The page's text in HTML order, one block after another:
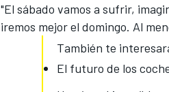
"El sábado vamos a sufrir,
iremos mejor el domingo. Al
También te
El futuro de los